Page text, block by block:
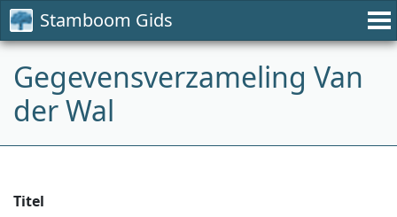
Stamboom Gids
Gegevensverzameling Van
der Wal
Titel